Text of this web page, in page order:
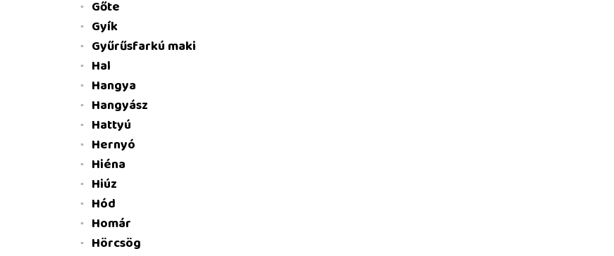
Gőte
Gyík
Gyűrűsfarkú maki
Hal
Hangya
Hangyász
Hattyú
Hernyó
Hiéna
Hiúz
Hód
Homár
Hörcsög